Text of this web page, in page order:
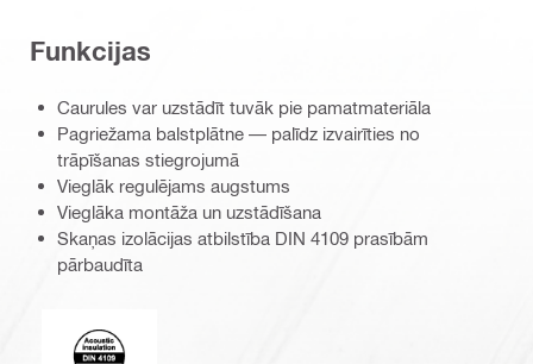
Funkcijas
Caurules var uzstādīt tuvāk pie pamatmateriāla
Pagriežama balstplātne — palīdz izvairīties no
trāpīšanas stiegrojumā
Vieglāk regulējams augstums
Vieglāka montāža un uzstādīšana
Skaņas izolācijas atbilstība DIN 4109 prasībām
pārbaudīta
Acoustic_insulation_4109_EN.eps (51749)